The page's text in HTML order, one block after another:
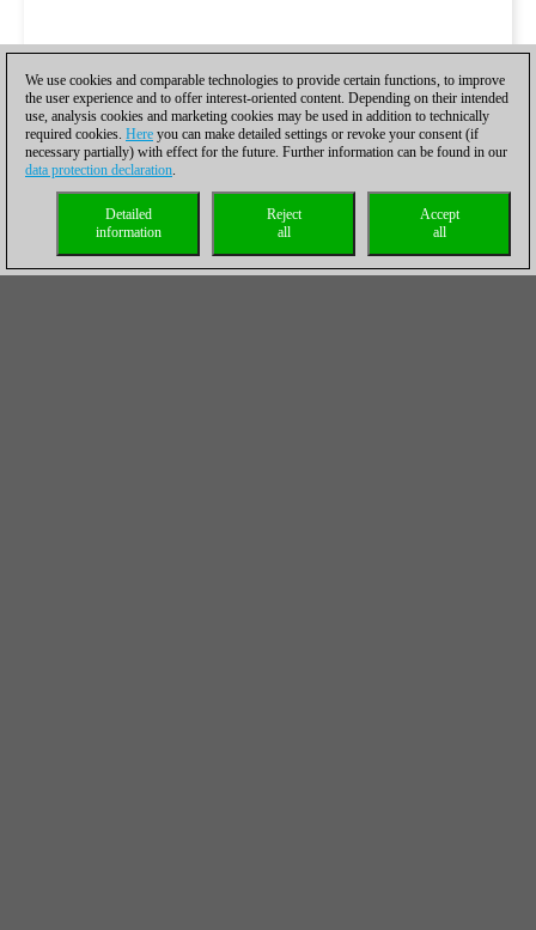
We use cookies and comparable technologies to provide certain functions, to improve
the user experience and to offer interest-oriented content. Depending on their intended
use, analysis cookies and marketing cookies may be used in addition to technically
required cookies. Here you can make detailed settings or revoke your consent (if
necessary partially) with effect for the future. Further information can be found in our
data protection declaration.
Accept
all
Reject
all
Detailed
information